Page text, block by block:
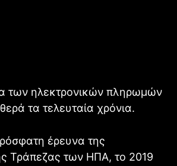
των ηλεκτρονικών πληρωμών
τα τελευταία χρόνια.
έρευνα της
Τράπεζας των ΗΠΑ, το 2019